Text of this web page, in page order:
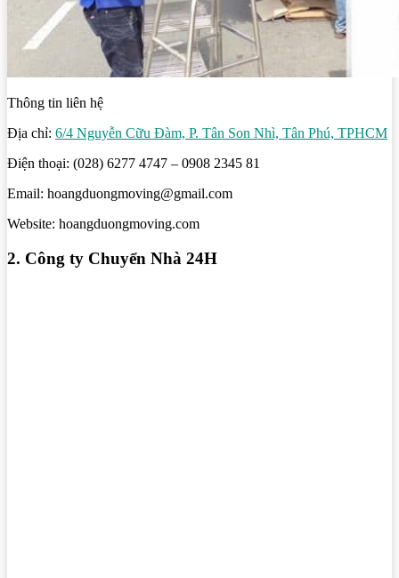
Thông tin liên hệ
Địa chỉ: 6/4 Nguyễn Cữu Đàm, P. Tân Son Nhì, Tân Phú, TPHCM
Điện thoại: (028) 6277 4747 – 0908 2345 81
Email: hoangduongmoving@gmail.com
Website: hoangduongmoving.com
2. Công ty Chuyển Nhà 24H